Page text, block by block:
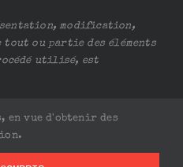
modification,
ou partie des éléments
utilisé, est
en vue d'obtenir des